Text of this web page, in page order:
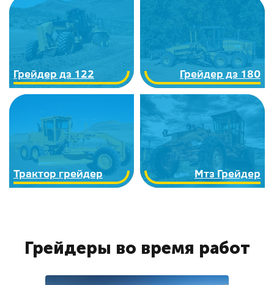
Грейдер дз 122 Грейдер дз 180
Трактор грейдер Мтз Грейдер
Грейдеры во время работ